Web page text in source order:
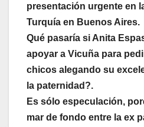
presentación urgente en
Turquía en Buenos Aires.
Qué pasaría si Anita
apoyar a Vicuña para
chicos alegando su
la paternidad?.
Es sólo especulación,
mar de fondo entre la ex